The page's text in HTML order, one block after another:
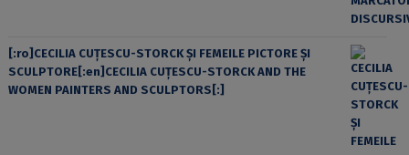
[:ro]CECILIA CUŢESCU-STORCK ŞI FEMEILE PICTORE ŞI
SCULPTORE[:en]CECILIA CUŢESCU-STORCK AND THE
WOMEN PAINTERS AND SCULPTORS[:]